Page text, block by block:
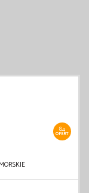
84
OFERT